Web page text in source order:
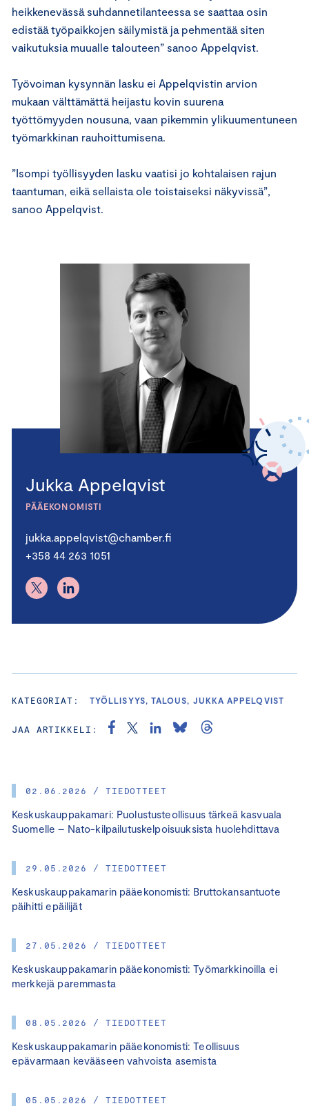
02.06.2026 / TIEDOTTEET
Keskuskauppakamari: Puolustusteollisuus tärkeä kasvuala
Suomelle – Nato-kilpailutuskelpoisuuksista huolehdittava
29.05.2026 / TIEDOTTEET
Keskuskauppakamarin pääekonomisti: Bruttokansantuote
päihitti epäilijät
27.05.2026 / TIEDOTTEET
Keskuskauppakamarin pääekonomisti: Työmarkkinoilla ei
merkkejä paremmasta
08.05.2026 / TIEDOTTEET
Keskuskauppakamarin pääekonomisti: Teollisuus
epävarmaan kevääseen vahvoista asemista
05.05.2026 / TIEDOTTEET
heikkenevässä suhdannetilanteessa se saattaa osin
edistää työpaikkojen säilymistä ja pehmentää siten
vaikutuksia muualle talouteen” sanoo Appelqvist.
Työvoiman kysynnän lasku ei Appelqvistin arvion
mukaan välttämättä heijastu kovin suurena
työttömyyden nousuna, vaan pikemmin ylikuumentuneen
työmarkkinan rauhoittumisena.
”Isompi työllisyyden lasku vaatisi jo kohtalaisen rajun
taantuman, eikä sellaista ole toistaiseksi näkyvissä”,
sanoo Appelqvist.
Jukka Appelqvist
PÄÄEKONOMISTI
jukka.appelqvist@chamber.fi
+358 44 263 1051
KATEGORIAT: TYÖLLISYYS, TALOUS, JUKKA APPELQVIST
JAA ARTIKKELI: